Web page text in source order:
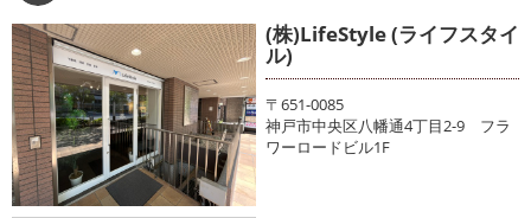
(株)LifeStyle (ライフスタイ
ル)
〒651-0085
神戸市中央区八幡通4丁目2-9 フラ
ワーロードビル1F